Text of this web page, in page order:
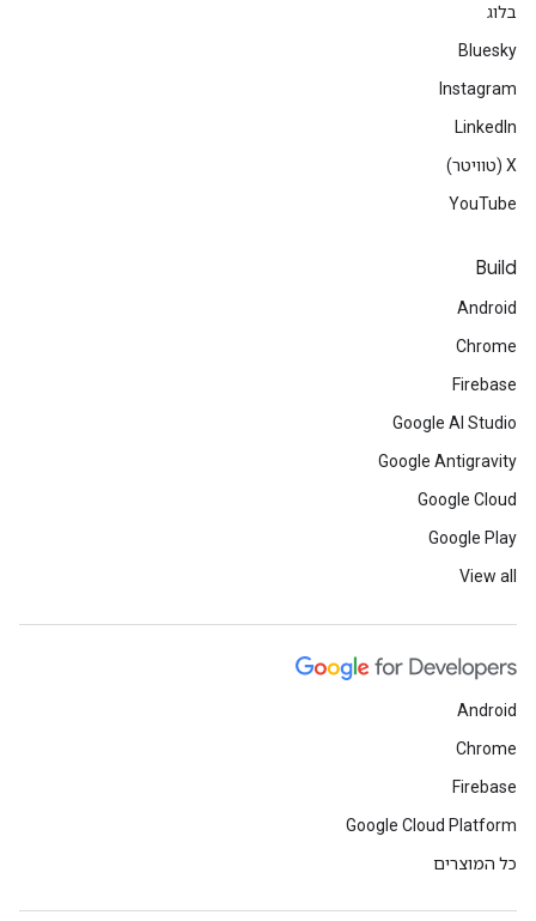
בלוג
Bluesky
Instagram
LinkedIn
‫X (טוויטר)
YouTube
Build
Android
Chrome
Firebase
Google AI Studio
Google Antigravity
Google Cloud
Google Play
View all
Android
Chrome
Firebase
Google Cloud Platform
כל המוצרים